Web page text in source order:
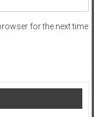
for the next time